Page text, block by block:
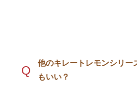
Q
他のキレートレモンシリー
もいい？